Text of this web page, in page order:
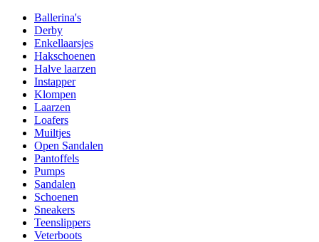
Ballerina's
Derby
Enkellaarsjes
Hakschoenen
Halve laarzen
Instapper
Klompen
Laarzen
Loafers
Muiltjes
Open Sandalen
Pantoffels
Pumps
Sandalen
Schoenen
Sneakers
Teenslippers
Veterboots